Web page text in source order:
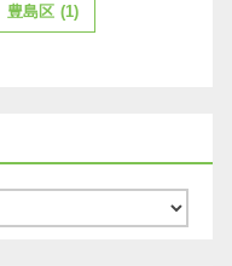
豊島区 (1)